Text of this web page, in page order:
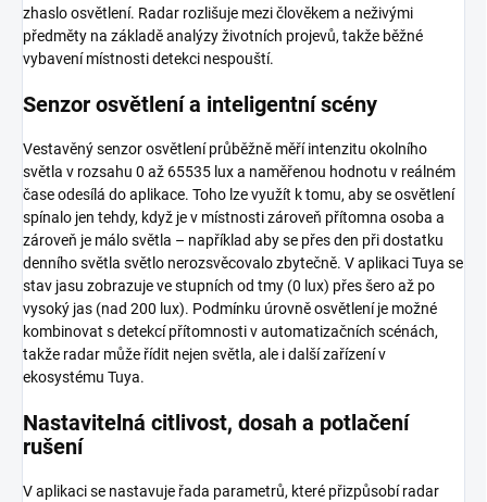
zhaslo osvětlení. Radar rozlišuje mezi člověkem a neživými
předměty na základě analýzy životních projevů, takže běžné
vybavení místnosti detekci nespouští.
Senzor osvětlení a inteligentní scény
Vestavěný senzor osvětlení průběžně měří intenzitu okolního
světla v rozsahu 0 až 65535 lux a naměřenou hodnotu v reálném
čase odesílá do aplikace. Toho lze využít k tomu, aby se osvětlení
spínalo jen tehdy, když je v místnosti zároveň přítomna osoba a
zároveň je málo světla – například aby se přes den při dostatku
denního světla světlo nerozsvěcovalo zbytečně. V aplikaci Tuya se
stav jasu zobrazuje ve stupních od tmy (0 lux) přes šero až po
vysoký jas (nad 200 lux). Podmínku úrovně osvětlení je možné
kombinovat s detekcí přítomnosti v automatizačních scénách,
takže radar může řídit nejen světla, ale i další zařízení v
ekosystému Tuya.
Nastavitelná citlivost, dosah a potlačení
rušení
V aplikaci se nastavuje řada parametrů, které přizpůsobí radar